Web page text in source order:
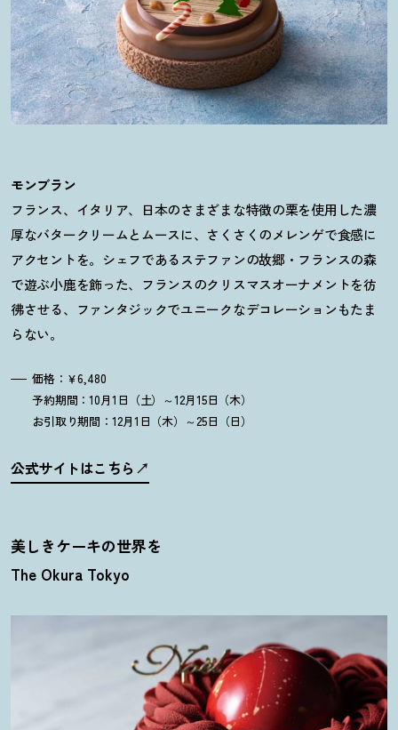
モンブラン
フランス、イタリア、日本のさまざまな特徴の栗を使用した濃
厚なバタークリームとムースに、さくさくのメレンゲで食感に
アクセントを。シェフであるステファンの故郷・フランスの森
で遊ぶ小鹿を飾った、フランスのクリスマスオーナメントを彷
彿させる、ファンタジックでユニークなデコレーションもたま
らない。
価格：￥6,480
予約期間：10月1日（土）～12月15日（木）
お引取り期間：12月1日（木）～25日（日）
公式サイトはこちら
美しきケーキの世界を
The Okura Tokyo